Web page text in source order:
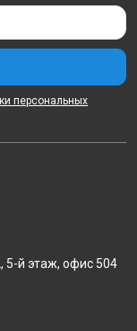
персональных
5-й этаж, офис 504